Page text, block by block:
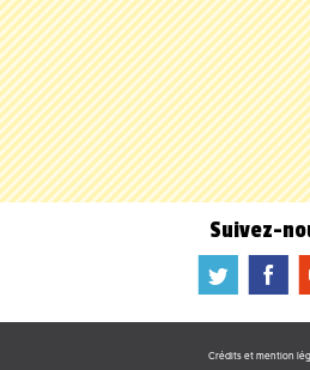
Suivez-
a b
Crédits et mention